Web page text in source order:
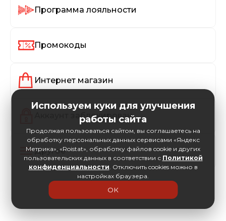
Программа лояльности
Промокоды
Интернет магазин
Аккаунт заблокирован
Другое
Используем куки для улучшения
работы сайта
Продолжая пользоваться сайтом, вы соглашаетесь на
обработку персональных данных сервисами «Яндекс
Метрика», «Roistat», обработку файлов cookie и других
пользовательских данных в соответствии с Политикой
конфиденциальности. Отключить cookies можно в
настройках браузера.
ОК